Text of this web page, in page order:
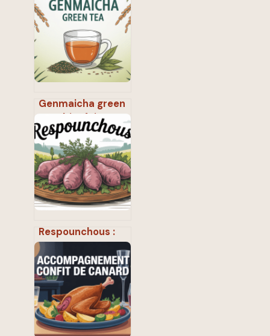
Genmaicha green
tea : bienfaits,
goût et secrets
de cette infusion
japonaise
Respounchous :
recette
traditionnelle et
secrets d’un plat
aveyronnais